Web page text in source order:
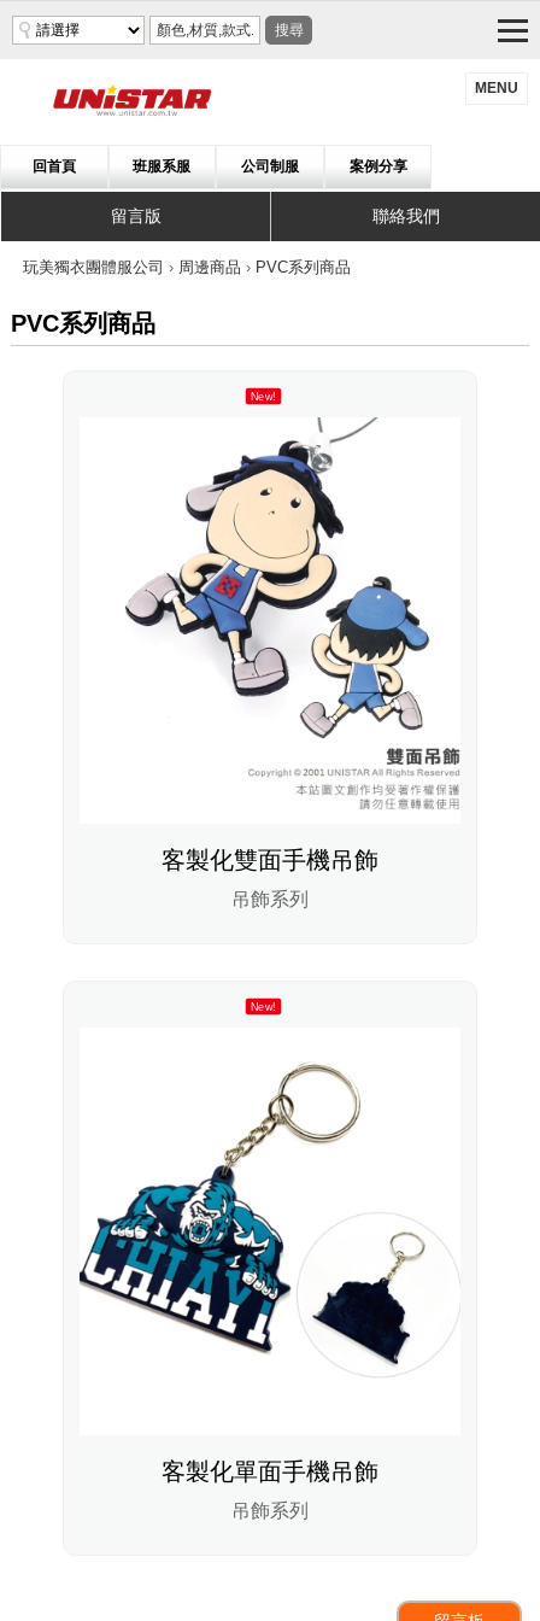
MENU
回首頁 班服系服 公司制服 案例分享
留言版 聯絡我們
搜尋
玩美獨衣團體服公司 › 周邊商品 › PVC系列商品
PVC系列商品
New!
客製化雙面手機吊飾
吊飾系列
New!
客製化單面手機吊飾
吊飾系列